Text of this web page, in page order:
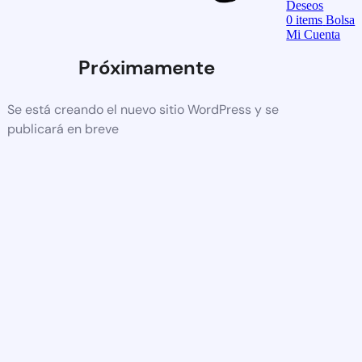
Próximamente
Se está creando el nuevo sitio WordPress y se
publicará en breve
Deseos
0items Bolsa
Mi Cuenta